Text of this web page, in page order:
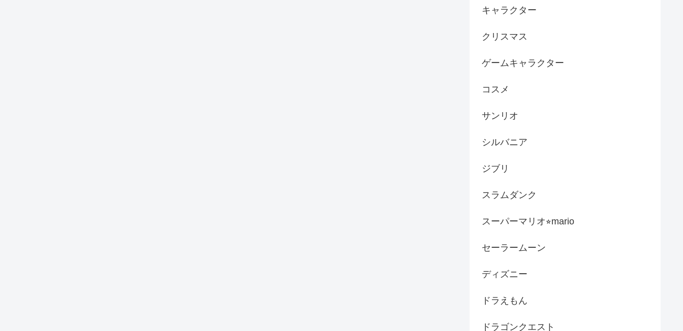
キャラクター
クリスマス
ゲームキャラクター
コスメ
サンリオ
シルバニア
ジブリ
スラムダンク
スーパーマリオ⭐︎mario
セーラームーン
ディズニー
ドラえもん
ドラゴンクエスト